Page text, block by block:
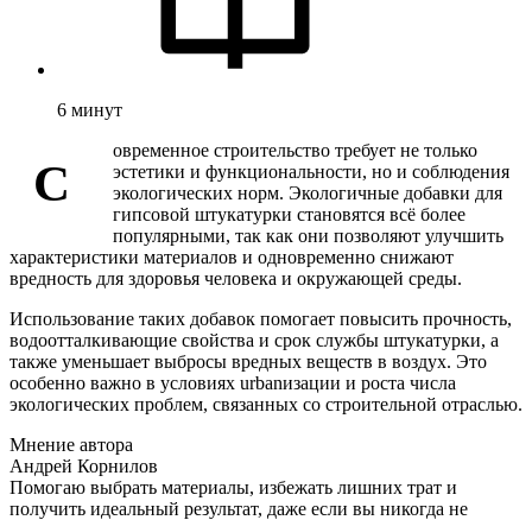
6 минут
С
овременное строительство требует не только
эстетики и функциональности, но и соблюдения
экологических норм. Экологичные добавки для
гипсовой штукатурки становятся всё более
популярными, так как они позволяют улучшить
характеристики материалов и одновременно снижают
вредность для здоровья человека и окружающей среды.
Использование таких добавок помогает повысить прочность,
водоотталкивающие свойства и срок службы штукатурки, а
также уменьшает выбросы вредных веществ в воздух. Это
особенно важно в условиях urbanизации и роста числа
экологических проблем, связанных со строительной отраслью.
Мнение автора
Андрей Корнилов
Помогаю выбрать материалы, избежать лишних трат и
получить идеальный результат, даже если вы никогда не